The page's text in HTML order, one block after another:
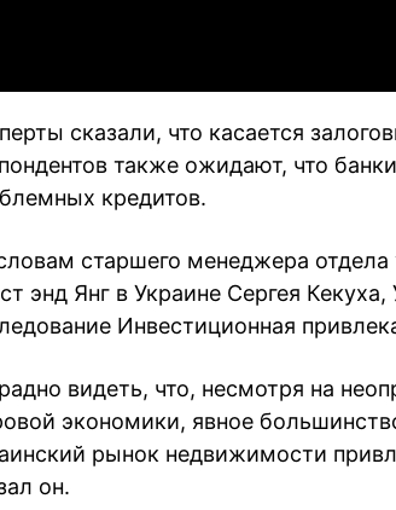
сказали, что касается
также ожидают, что
кредитов.
старшего менеджера
энд Янг в Украине Сергея
Инвестиционная
видеть, что, несмотря на
экономики, явное
рынок недвижимости
он.